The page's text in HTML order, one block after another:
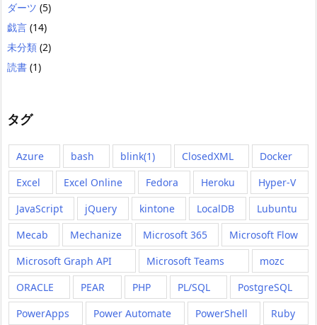
ダーツ (5)
戯言 (14)
未分類 (2)
読書 (1)
タグ
Azure bash blink(1) ClosedXML
Docker
Excel
Excel Online Fedora Heroku
Hyper-V
JavaScript
jQuery kintone LocalDB
Lubuntu
Mecab
Mechanize Microsoft 365
Microsoft Flow
Microsoft Graph API
Microsoft Teams
mozc
ORACLE
PEAR PHP PL/SQL
PostgreSQL
PowerApps
Power Automate PowerShell
Ruby